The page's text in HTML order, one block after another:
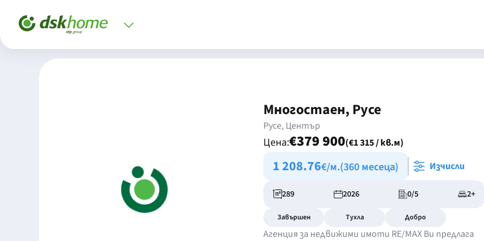
Многостаен, Русе
Русе, Център
Цена:€379 900(€1 315 / кв.м)
1 208.76€/м.(360 месеца) Изчисли
289 2026 0/5 2+
Завършен Тухла Добро
Агенция за недвижими имоти RE/MAX Ви предлага